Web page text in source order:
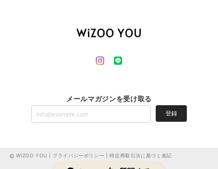
メールマガジンを受け取る
登録
WiZOO YOU | プライバシーポリシー |特定商取引法に基づく表記